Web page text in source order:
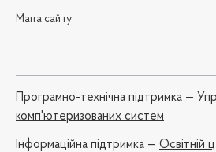
Мапа сайту
Програмно-технічна підтримка —
комп'ютеризованих систем
Iнформаційна підтримка — Освітній